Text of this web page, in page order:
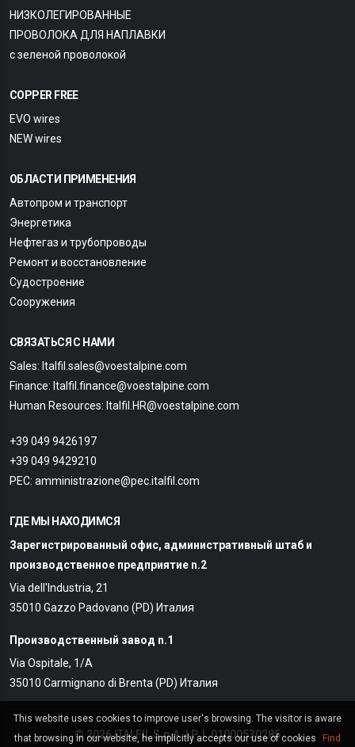
НИЗКОЛЕГИРОВАННЫЕ
ПРОВОЛОКА ДЛЯ НАПЛАВКИ
с зеленой проволокой
COPPER FREE
EVO wires
NEW wires
ОБЛАСТИ ПРИМЕНЕНИЯ
Автопром и транспорт
Энергетика
Нефтегаз и трубопроводы
Ремонт и восстановление
Судостроение
Сооружения
СВЯЗАТЬСЯ С НАМИ
Sales: Italfil.sales@voestalpine.com
Finance: Italfil.finance@voestalpine.com
Human Resources: Italfil.HR@voestalpine.com
+39 049 9426197
+39 049 9429210
PEC: amministrazione@pec.italfil.com
ГДЕ МЫ НАХОДИМСЯ
Зарегистрированный офис, административный штаб и
производственное предприятие n.2
Via dell'Industria, 21
35010 Gazzo Padovano (PD) Италия
Производственный завод n.1
Via Ospitale, 1/A
35010 Carmignano di Brenta (PD) Италия
© 2026 ITALFIL S.p.A. | P. I. 01000530285
This website uses cookies to improve user's browsing. The visitor is aware
that browsing in our website, he implicitly accepts our use of cookies
Find